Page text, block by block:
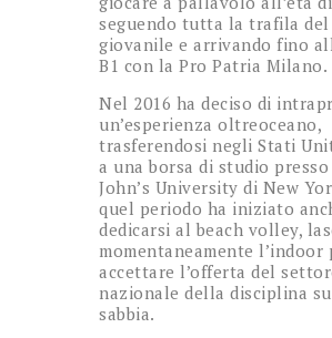
seguendo tutta la trafila
giovanile e arrivando fino
B1 con la Pro Patria Milano.
Nel 2016 ha deciso di
un’esperienza oltreoceano,
trasferendosi negli Stati
a una borsa di studio
John’s University di New
quel periodo ha iniziato
dedicarsi al beach volley,
momentaneamente l’indoor
accettare l’offerta del
nazionale della disciplina
sabbia.